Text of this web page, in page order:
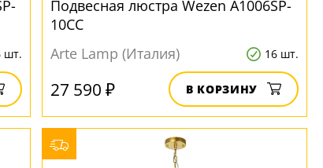
шт.
Подвесная люстра Wezen A1006SP-
10CC
Arte Lamp (Италия)
16 шт.
27 590 ₽ В КОРЗИНУ